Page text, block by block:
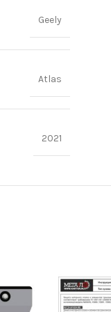
Geely
Atlas
2021